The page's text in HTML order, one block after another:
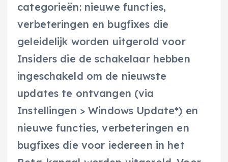
categorieën: nieuwe functies,
verbeteringen en bugfixes die
geleidelijk worden uitgerold voor
Insiders die de schakelaar hebben
ingeschakeld om de nieuwste
updates te ontvangen (via
Instellingen > Windows Update*) en
nieuwe functies, verbeteringen en
bugfixes die voor iedereen in het